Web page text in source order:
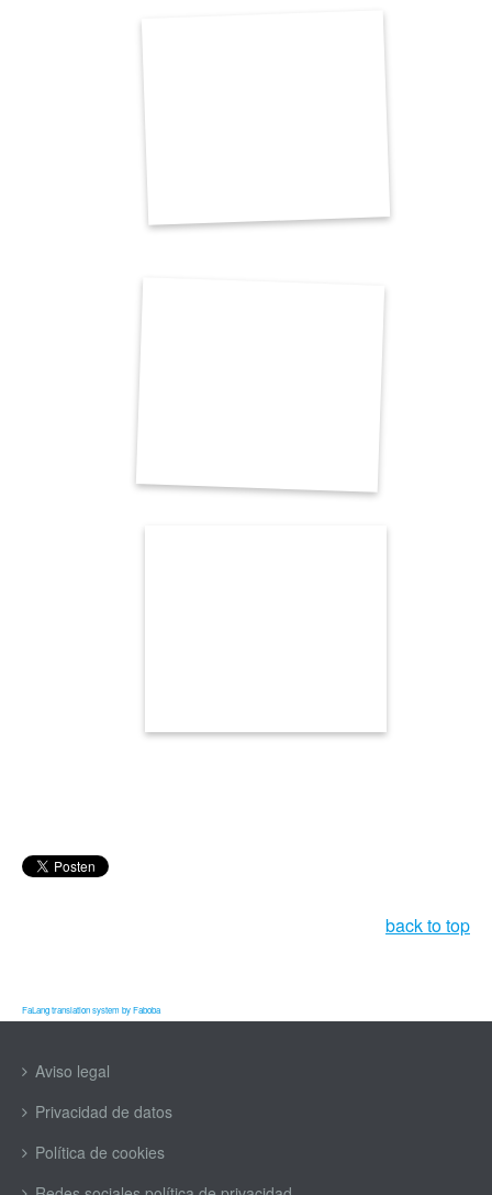
back to top
FaLang translation system by Faboba
Aviso legal
Privacidad de datos
Política de cookies